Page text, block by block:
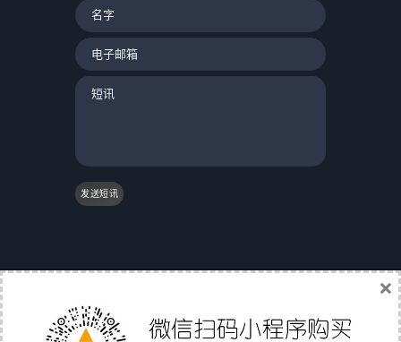
发送短讯
导航|中国家具网
|
Affiliate Directory|外贸直通职
×